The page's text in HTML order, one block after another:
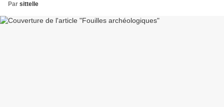
Par sittelle